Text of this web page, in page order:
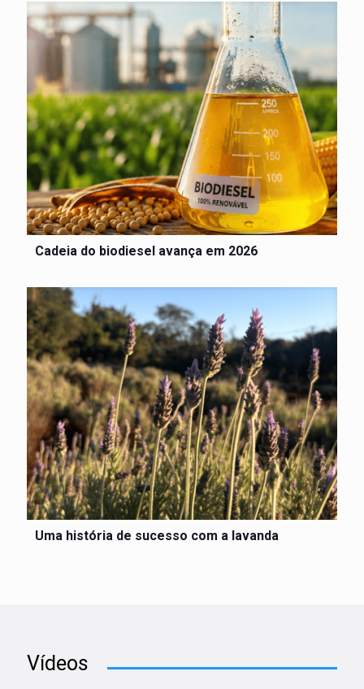
Cadeia do biodiesel avança em 2026
Uma história de sucesso com a lavanda
Vídeos